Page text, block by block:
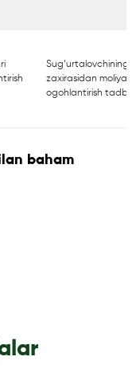
Sug‘urtalovchining
zaxirasidan
ogohlantirish
baham